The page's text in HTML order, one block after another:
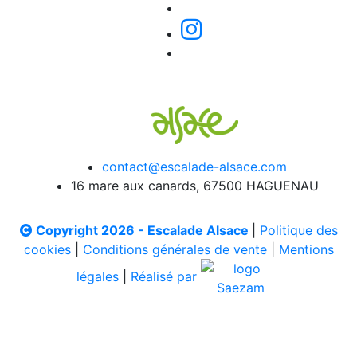
contact@escalade-alsace.com
16 mare aux canards, 67500 HAGUENAU
Copyright 2026 - Escalade Alsace
Politique des
cookies| Conditions générales de vente| Mentions
légales
Réalisé par